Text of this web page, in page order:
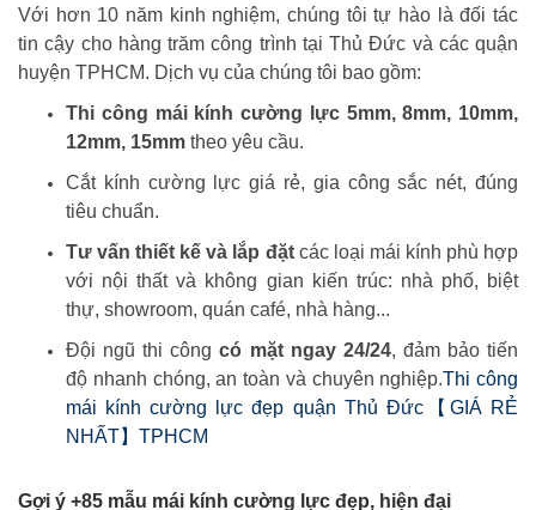
Với hơn 10 năm kinh nghiệm, chúng tôi tự hào là đối tác
tin cậy cho hàng trăm công trình tại Thủ Đức và các quận
huyện TPHCM. Dịch vụ của chúng tôi bao gồm:
Thi công mái kính cường lực 5mm, 8mm, 10mm,
12mm, 15mm theo yêu cầu.
Cắt kính cường lực giá rẻ, gia công sắc nét, đúng
tiêu chuẩn.
Tư vấn thiết kế và lắp đặtcác loại mái kính phù hợp
với nội thất và không gian kiến trúc: nhà phố, biệt
thự, showroom, quán café, nhà hàng...
Đội ngũ thi côngcó mặt ngay 24/24, đảm bảo tiến
độ nhanh chóng, an toàn và chuyên nghiệp.Thi công
mái kính cường lực đẹp quận Thủ Đức【GIÁ RẺ
NHẤT】TPHCM
Gợi ý +85 mẫu mái kính cường lực đẹp, hiện đại